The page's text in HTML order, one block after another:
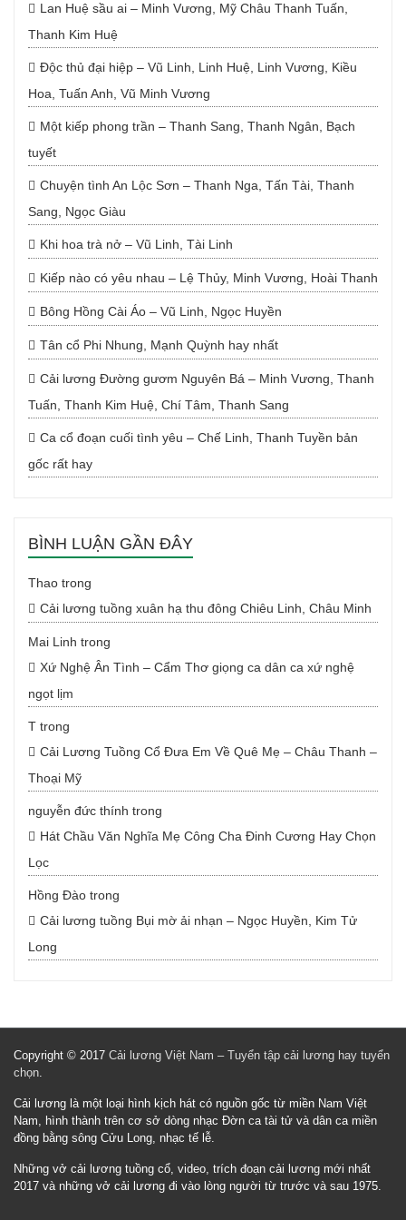
Lan Huệ sầu ai – Minh Vương, Mỹ Châu Thanh Tuấn,
Thanh Kim Huệ
Độc thủ đại hiệp – Vũ Linh, Linh Huệ, Linh Vương, Kiều
Hoa, Tuấn Anh, Vũ Minh Vương
Một kiếp phong trần – Thanh Sang, Thanh Ngân, Bạch
tuyết
Chuyện tình An Lộc Sơn – Thanh Nga, Tấn Tài, Thanh
Sang, Ngọc Giàu
Khi hoa trà nở – Vũ Linh, Tài Linh
Kiếp nào có yêu nhau – Lệ Thủy, Minh Vương, Hoài Thanh
Bông Hồng Cài Áo – Vũ Linh, Ngọc Huyền
Tân cổ Phi Nhung, Mạnh Quỳnh hay nhất
Cải lương Đường gươm Nguyên Bá – Minh Vương, Thanh
Tuấn, Thanh Kim Huệ, Chí Tâm, Thanh Sang
Ca cổ đoạn cuối tình yêu – Chế Linh, Thanh Tuyền bản
gốc rất hay
BÌNH LUẬN GẦN ĐÂY
Thao trong
Cải lương tuồng xuân hạ thu đông Chiêu Linh, Châu Minh
Mai Linh trong
Xứ Nghệ Ân Tình – Cẩm Thơ giọng ca dân ca xứ nghệ
ngọt lịm
T trong
Cải Lương Tuồng Cổ Đưa Em Về Quê Mẹ – Châu Thanh –
Thoại Mỹ
nguyễn đức thính trong
Hát Chầu Văn Nghĩa Mẹ Công Cha Đinh Cương Hay Chọn
Lọc
Hồng Đào trong
Cải lương tuồng Bụi mờ ải nhạn – Ngọc Huyền, Kim Tử
Long
Copyright © 2017 Cải lương Việt Nam – Tuyển tập cải lương hay tuyển
chọn.
Cải lương là một loại hình kịch hát có nguồn gốc từ miền Nam Việt
Nam, hình thành trên cơ sở dòng nhạc Đờn ca tài tử và dân ca miền
đồng bằng sông Cửu Long, nhạc tế lễ.
Những vở cải lương tuồng cổ, video, trích đoạn cải lương mới nhất
2017 và những vở cải lương đi vào lòng người từ trước và sau 1975.